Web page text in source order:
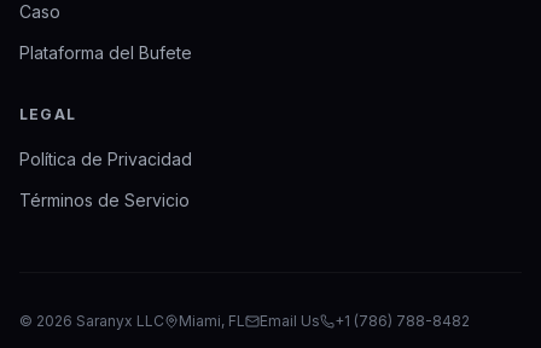
Caso
Plataforma del Bufete
LEGAL
Política de Privacidad
Términos de Servicio
© 2026 Saranyx LLC Miami, FL Email Us +1 (786) 788-8482